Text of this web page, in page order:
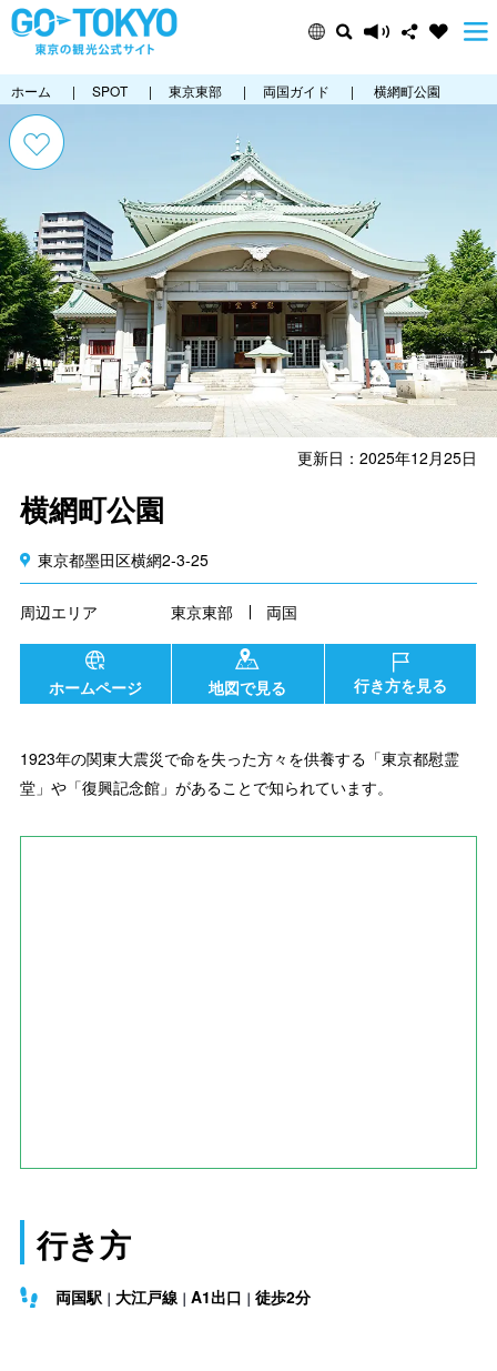
ホーム | SPOT | 東京東部 | 両国ガイド | 横網町公園
更新日：2025年12月25日
横網町公園
東京都墨田区横網2-3-25
周辺エリア 東京東部 両国
ホームページ 地図で見る 行き方を見る
1923年の関東大震災で命を失った方々を供養する「東京都慰霊
堂」や「復興記念館」があることで知られています。
行き方
両国駅 大江戸線 A1出口 徒歩2分